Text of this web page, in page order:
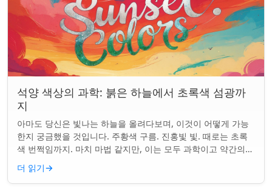
석양 색상의 과학: 붉은 하늘에서 초록색 섬광까
지
아마도 당신은 빛나는 하늘을 올려다보며, 이것이 어떻게 가능
한지 궁금했을 것입니다. 주황색 구름. 진홍빛 빛. 때로는 초록
색 번쩍임까지. 마치 마법 같지만, 이는 모두 과학이고 약간의
타이밍의 문제입니다. 태양은 지...
더 읽기→